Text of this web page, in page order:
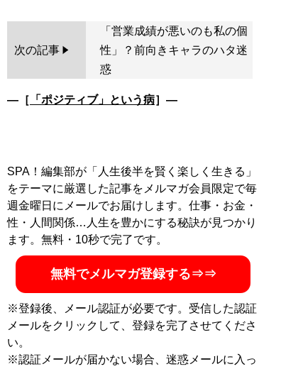
次の記事
「営業成績が悪いのも私の個
性」？前向きキャラのハタ迷
惑
―［ 「ポジティブ」という病］―
SPA！編集部が「人生後半を賢く楽しく生きる」
をテーマに厳選した記事をメルマガ会員限定で毎
週金曜日にメールでお届けします。仕事・お金・
性・人間関係…人生を豊かにする秘訣が見つかり
ます。無料・10秒で完了です。
無料でメルマガ登録する⇒⇒
※登録後、メール認証が必要です。受信した認証
メールをクリックして、登録を完了させてくださ
い。
※認証メールが届かない場合、迷惑メールに入っ